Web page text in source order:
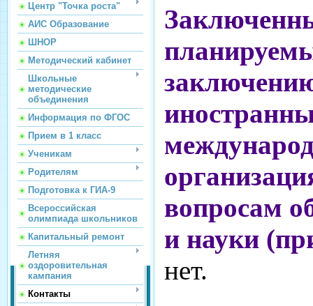
Центр "Точка роста"
АИС Образование
ШНОР
Методический кабинет
Школьные
методические
объединения
Информация по ФГОС
Прием в 1 класс
Ученикам
Родителям
Подготовка к ГИА-9
Всероссийская
олимпиада школьников
Капитальный ремонт
Летняя
оздоровительная
кампания
Контакты
вопросам
и науки
нет.